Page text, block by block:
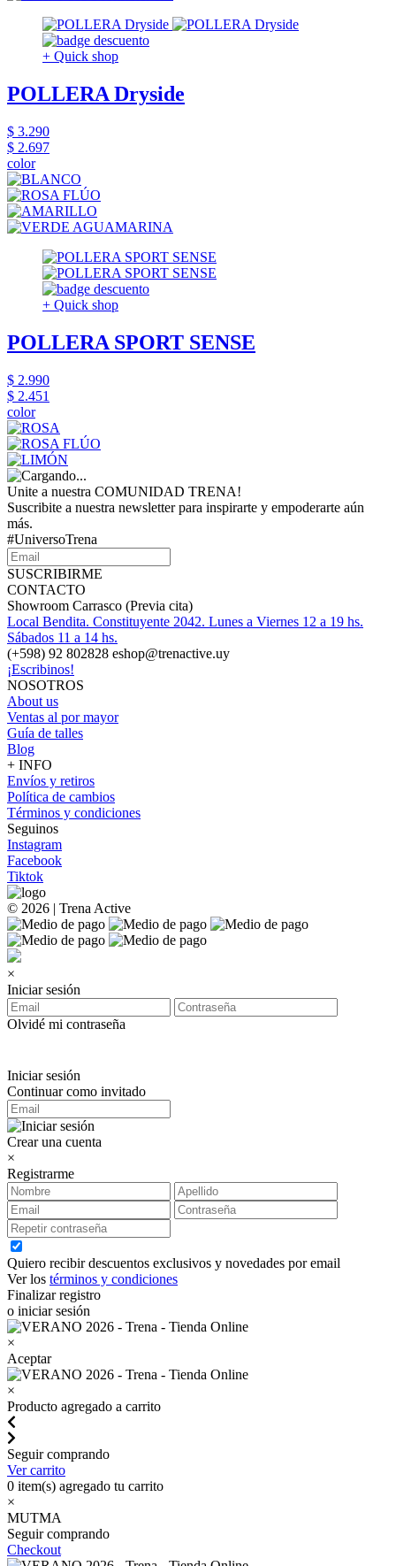
+ Quick shop
POLLERA Dryside
$ 3.290
$ 2.697
color
+ Quick shop
POLLERA SPORT SENSE
$ 2.990
$ 2.451
color
Unite a nuestra COMUNIDAD TRENA!
Suscribite a nuestra newsletter para inspirarte y empoderarte aún
más.
#UniversoTrena
SUSCRIBIRME
CONTACTO
Showroom Carrasco (Previa cita)
Local Bendita. Constituyente 2042. Lunes a Viernes 12 a 19 hs.
Sábados 11 a 14 hs.
(+598) 92 802828 eshop@trenactive.uy
¡Escribinos!
NOSOTROS
About us
Ventas al por mayor
Guía de talles
Blog
+ INFO
Envíos y retiros
Política de cambios
Términos y condiciones
Seguinos
Instagram
Facebook
Tiktok
© 2026 | Trena Active
×
Iniciar sesión
Olvidé mi contraseña
Iniciar sesión
Continuar como invitado
Crear una cuenta
×
Registrarme
Quiero recibir descuentos exclusivos y novedades por email
Ver los términos y condiciones
Finalizar registro
o iniciar sesión
×
Aceptar
×
Producto agregado a carrito
Seguir comprando
Ver carrito
0 item(s) agregado tu carrito
×
MUTMA
Seguir comprando
Checkout